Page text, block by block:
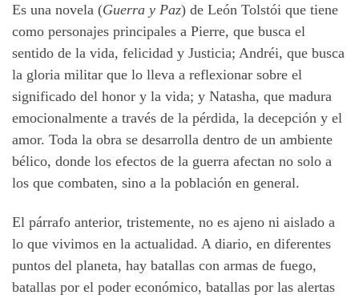
Es una novela (Guerra y Paz) de León Tolstói que tiene
como personajes principales a Pierre, que busca el
sentido de la vida, felicidad y Justicia; Andréi, que busca
la gloria militar que lo lleva a reflexionar sobre el
significado del honor y la vida; y Natasha, que madura
emocionalmente a través de la pérdida, la decepción y el
amor. Toda la obra se desarrolla dentro de un ambiente
bélico, donde los efectos de la guerra afectan no solo a
los que combaten, sino a la población en general.
El párrafo anterior, tristemente, no es ajeno ni aislado a
lo que vivimos en la actualidad. A diario, en diferentes
puntos del planeta, hay batallas con armas de fuego,
batallas por el poder económico, batallas por las alertas